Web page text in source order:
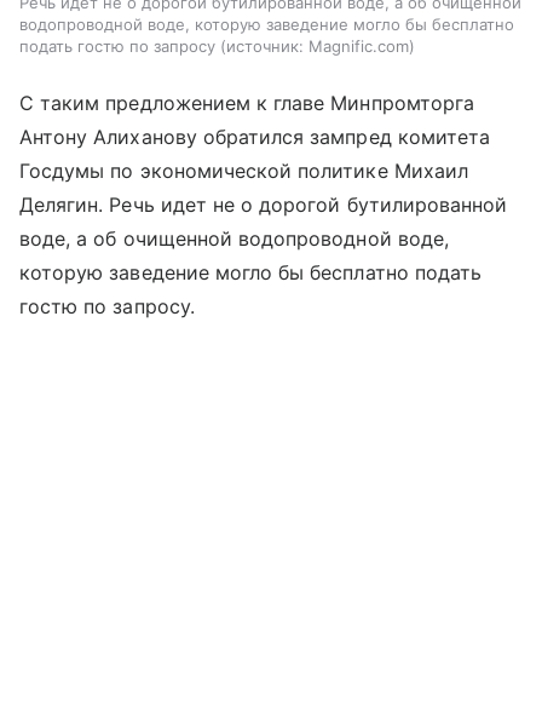
водопроводной воде, которую заведение могло бы бесплатно
подать гостю по запросу
источник: Magnific.com
С таким предложением к главе Минпромторга
Антону Алиханову обратился зампред комитета
Госдумы по экономической политике Михаил
Делягин. Речь идет не о дорогой бутилированной
воде, а об очищенной водопроводной воде,
которую заведение могло бы бесплатно подать
гостю по запросу.